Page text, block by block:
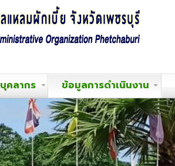
บุคลากร ข้อมูลการดำเนินงาน